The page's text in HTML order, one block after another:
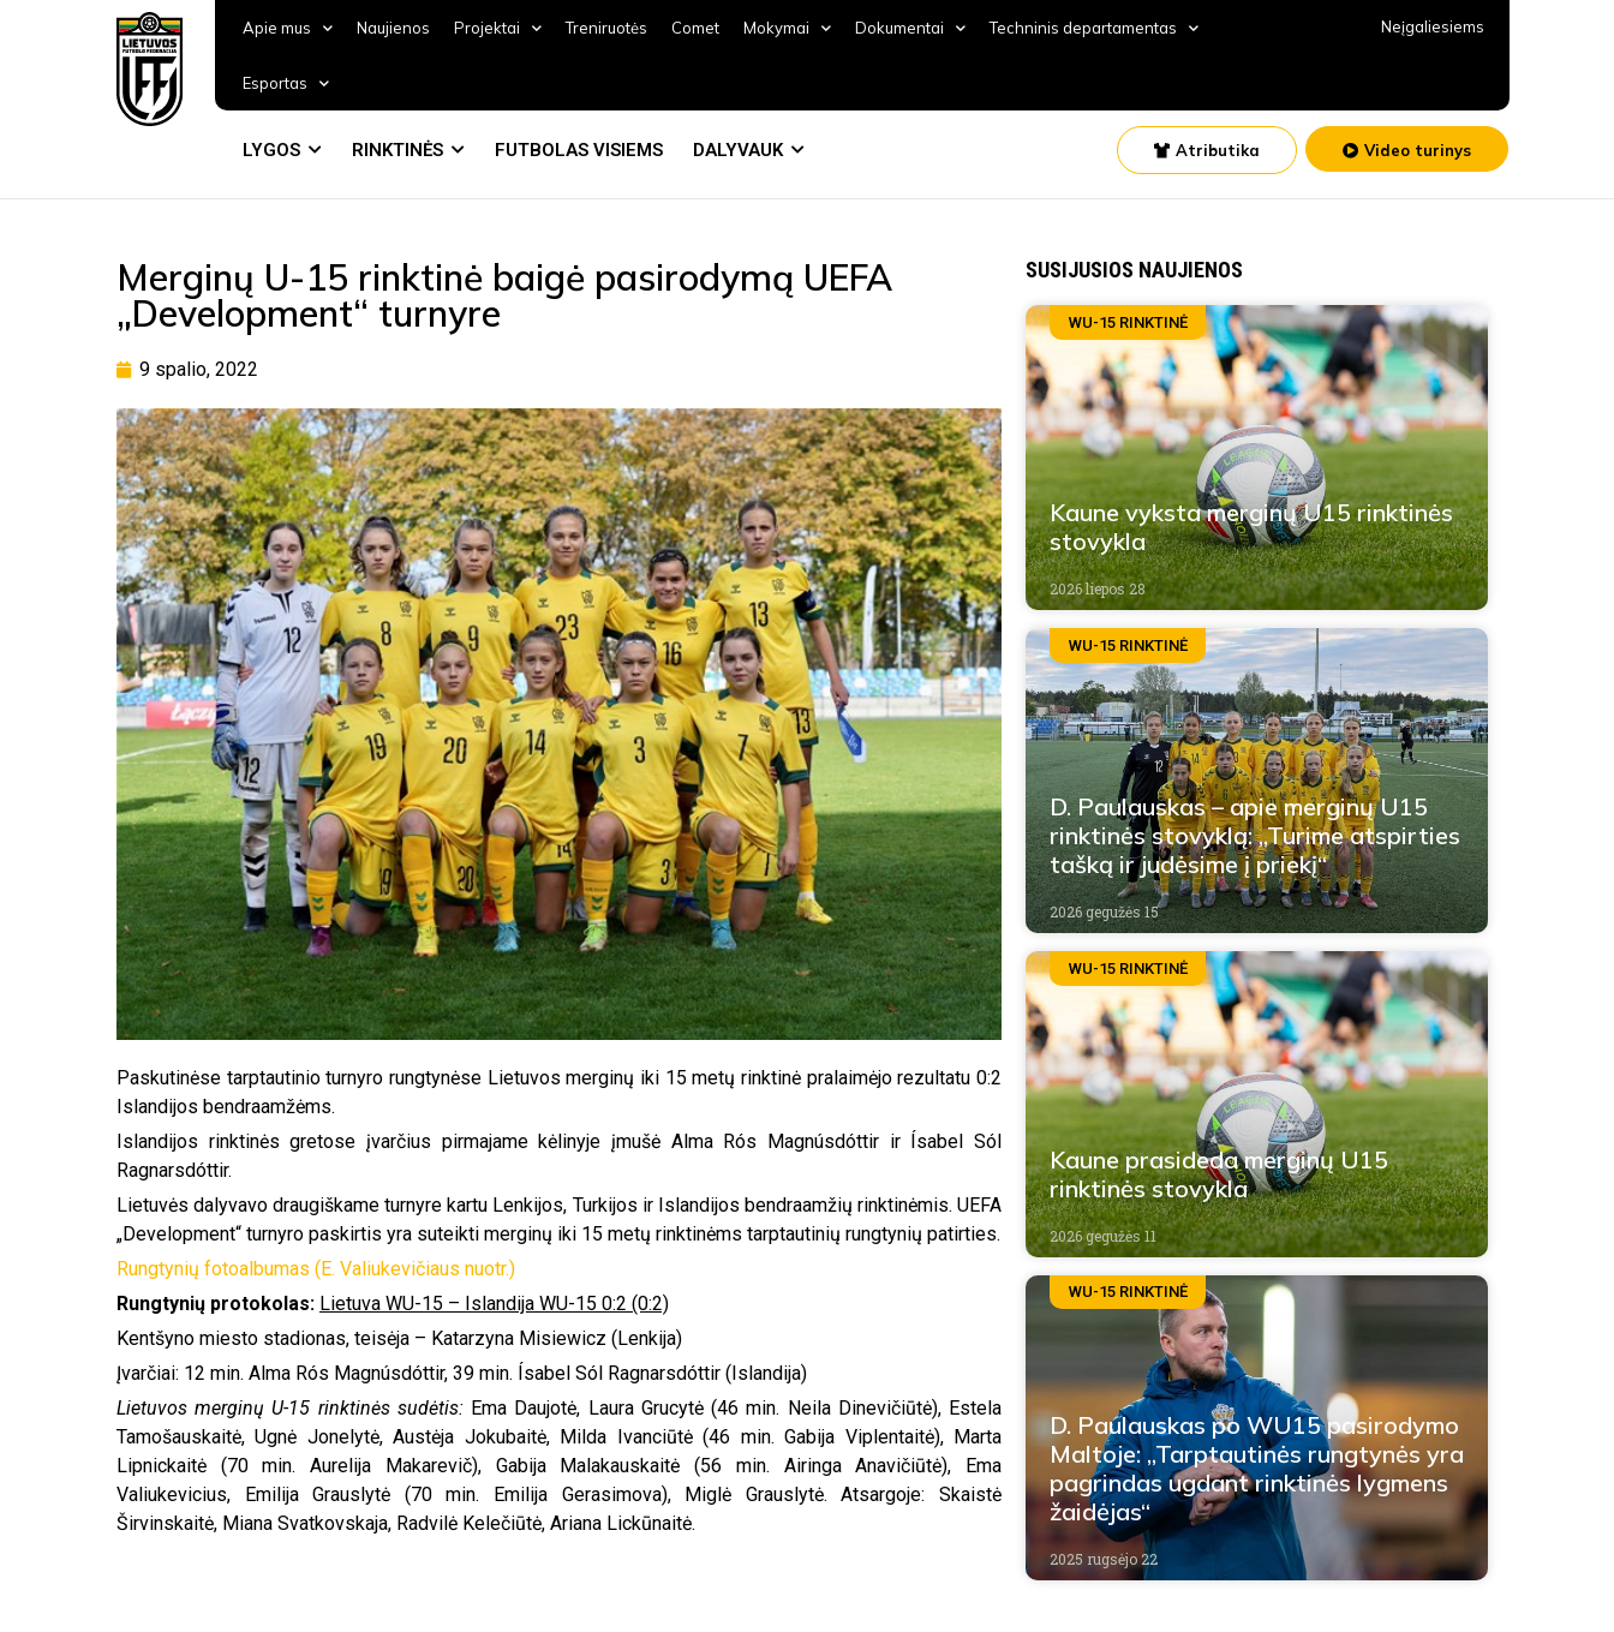
Apie mus Naujienos Projektai Treniruotės Comet Mokymai Dokumentai Techninis departamentas
Esportas
Neįgaliesiems
LYGOS RINKTINĖS FUTBOLAS VISIEMS DALYVAUK Atributika Video turinys
Merginų U-15 rinktinė baigė pasirodymą UEFA
„Development“ turnyre
9 spalio, 2022
Paskutinėse tarptautinio turnyro rungtynėse Lietuvos merginų iki 15 metų rinktinė pralaimėjo rezultatu 0:2
Islandijos bendraamžėms.
Islandijos rinktinės gretose įvarčius pirmajame kėlinyje įmušė Alma Rós Magnúsdóttir ir Ísabel Sól
Ragnarsdóttir.
Lietuvės dalyvavo draugiškame turnyre kartu Lenkijos, Turkijos ir Islandijos bendraamžių rinktinėmis. UEFA
„Development“ turnyro paskirtis yra suteikti merginų iki 15 metų rinktinėms tarptautinių rungtynių patirties.
Rungtynių fotoalbumas (E. Valiukevičiaus nuotr.)
Rungtynių protokolas: Lietuva WU-15 – Islandija WU-15 0:2 (0:2)
Kentšyno miesto stadionas, teisėja – Katarzyna Misiewicz (Lenkija)
Įvarčiai: 12 min. Alma Rós Magnúsdóttir, 39 min. Ísabel Sól Ragnarsdóttir (Islandija)
Lietuvos merginų U-15 rinktinės sudėtis: Ema Daujotė, Laura Grucytė (46 min. Neila Dinevičiūtė), Estela
Tamošauskaitė, Ugnė Jonelytė, Austėja Jokubaitė, Milda Ivanciūtė (46 min. Gabija Viplentaitė), Marta
Lipnickaitė (70 min. Aurelija Makarevič), Gabija Malakauskaitė (56 min. Airinga Anavičiūtė), Ema
Valiukevicius, Emilija Grauslytė (70 min. Emilija Gerasimova), Miglė Grauslytė. Atsargoje: Skaistė
Širvinskaitė, Miana Svatkovskaja, Radvilė Kelečiūtė, Ariana Lickūnaitė.
SUSIJUSIOS NAUJIENOS
WU-15 RINKTINĖ
Kaune vyksta merginų U15 rinktinės
stovykla
2026 liepos 28
WU-15 RINKTINĖ
D. Paulauskas – apie merginų U15
rinktinės stovyklą: „Turime atspirties
tašką ir judėsime į priekį“
2026 gegužės 15
WU-15 RINKTINĖ
Kaune prasideda merginų U15
rinktinės stovykla
2026 gegužės 11
WU-15 RINKTINĖ
D. Paulauskas po WU15 pasirodymo
Maltoje: „Tarptautinės rungtynės yra
pagrindas ugdant rinktinės lygmens
žaidėjas“
2025 rugsėjo 22